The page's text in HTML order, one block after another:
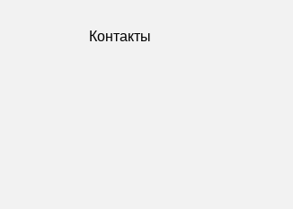
Контакты